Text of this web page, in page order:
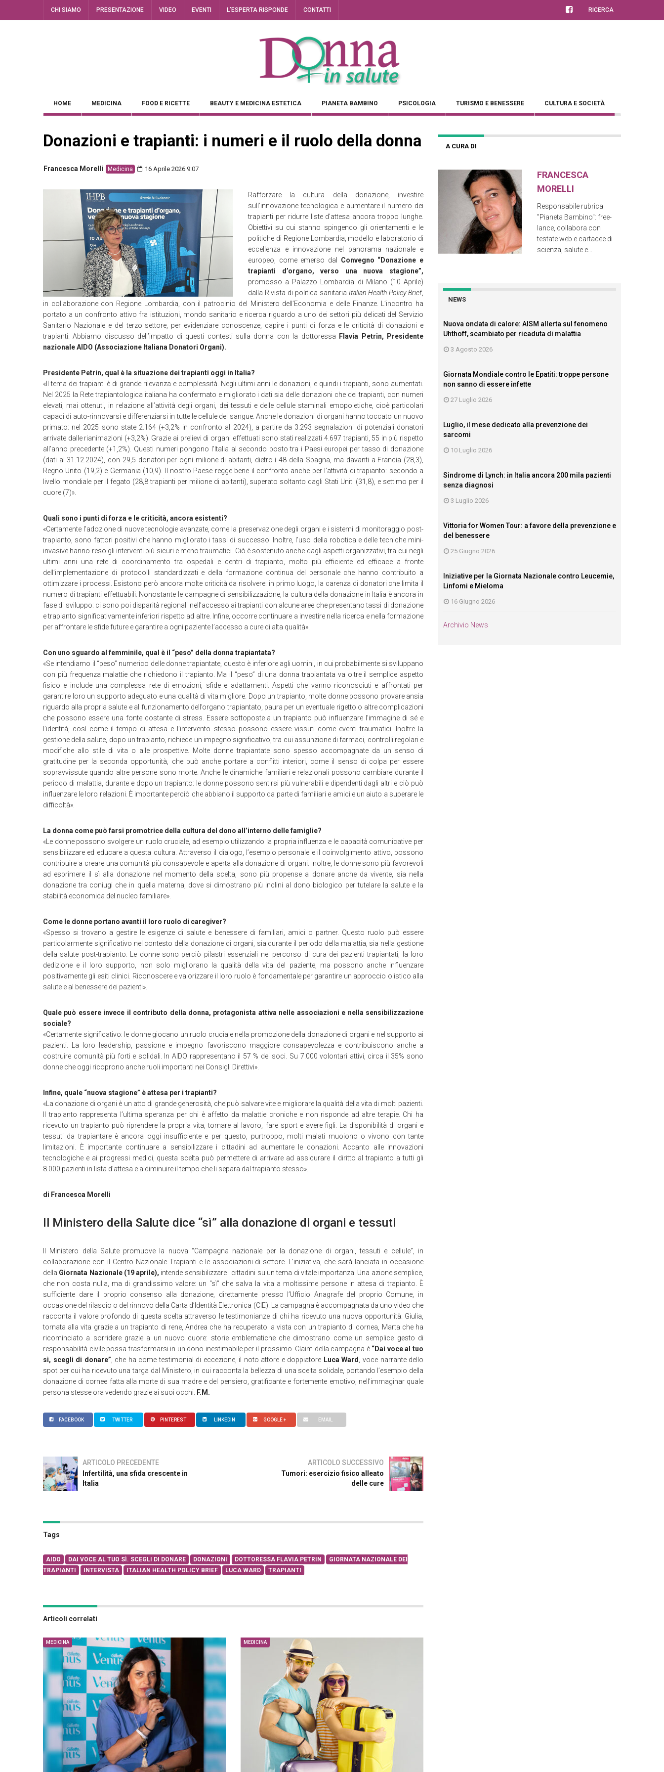
CHI SIAMO PRESENTAZIONE VIDEO EVENTI L’ESPERTA RISPONDE CONTATTI RICERCA
HOME MEDICINA FOOD E RICETTE BEAUTY E MEDICINA ESTETICA PIANETA BAMBINO PSICOLOGIA TURISMO E BENESSERE CULTURA E SOCIETÀ
Donazioni e trapianti: i numeri e il ruolo della donna
Francesca Morelli Medicina 16 Aprile 2026 9:07
Rafforzare la cultura della donazione, investire
sull’innovazione tecnologica e aumentare il numero dei
trapianti per ridurre liste d’attesa ancora troppo lunghe.
Obiettivi su cui stanno spingendo gli orientamenti e le
politiche di Regione Lombardia, modello e laboratorio di
eccellenza e innovazione nel panorama nazionale e
europeo, come emerso dal Convegno “Donazione e
trapianti d’organo, verso una nuova stagione”,
promosso a Palazzo Lombardia di Milano (10 Aprile)
dalla Rivista di politica sanitaria Italian Health Policy Brief,
in collaborazione con Regione Lombardia, con il patrocinio del Ministero dell’Economia e delle Finanze. L’incontro ha
portato a un confronto attivo fra istituzioni, mondo sanitario e ricerca riguardo a uno dei settori più delicati del Servizio
Sanitario Nazionale e del terzo settore, per evidenziare conoscenze, capire i punti di forza e le criticità di donazioni e
trapianti. Abbiamo discusso dell’impatto di questi contesti sulla donna con la dottoressa
Flavia Petrin, Presidente
nazionale AIDO (Associazione Italiana Donatori Organi).
Presidente Petrin, qual è la situazione dei trapianti oggi in Italia?
«Il tema dei trapianti è di grande rilevanza e complessità. Negli ultimi anni le donazioni, e quindi i trapianti, sono aumentati.
Nel 2025 la Rete trapiantologica italiana ha confermato e migliorato i dati sia delle donazioni che dei trapianti, con numeri
elevati, mai ottenuti, in relazione all’attività degli organi, dei tessuti e delle cellule staminali emopoietiche, cioè particolari
capaci di auto-rinnovarsi e differenziarsi in tutte le cellule del sangue. Anche le donazioni di organi hanno toccato un nuovo
primato: nel 2025 sono state 2.164 (+3,2% in confronto al 2024), a partire da 3.293 segnalazioni di potenziali donatori
arrivate dalle rianimazioni (+3,2%). Grazie ai prelievi di organi effettuati sono stati realizzati 4.697 trapianti, 55 in più rispetto
all’anno precedente (+1,2%). Questi numeri pongono l’Italia al secondo posto tra i Paesi europei per tasso di donazione
(dati al 31.12.2024), con 29,5 donatori per ogni milione di abitanti, dietro i 48 della Spagna, ma davanti a Francia (28,3),
Regno Unito (19,2) e Germania (10,9). Il nostro Paese regge bene il confronto anche per l’attività di trapianto: secondo a
livello mondiale per il fegato (28,8 trapianti per milione di abitanti), superato soltanto dagli Stati Uniti (31,8), e settimo per il
cuore (7)».
Quali sono i punti di forza e le criticità, ancora esistenti?
«Certamente l’adozione di nuove tecnologie avanzate, come la preservazione degli organi e i sistemi di monitoraggio post-
trapianto, sono fattori positivi che hanno migliorato i tassi di successo. Inoltre, l’uso della robotica e delle tecniche mini-
invasive hanno reso gli interventi più sicuri e meno traumatici. Ciò è sostenuto anche dagli aspetti organizzativi, tra cui negli
ultimi anni una rete di coordinamento tra ospedali e centri di trapianto, molto più efficiente ed efficace a fronte
dell’implementazione di protocolli standardizzati e della formazione continua del personale che hanno contribuito a
ottimizzare i processi. Esistono però ancora molte criticità da risolvere: in primo luogo, la carenza di donatori che limita il
numero di trapianti effettuabili. Nonostante le campagne di sensibilizzazione, la cultura della donazione in Italia è ancora in
fase di sviluppo: ci sono poi disparità regionali nell’accesso ai trapianti con alcune aree che presentano tassi di donazione
e trapianto significativamente inferiori rispetto ad altre. Infine, occorre continuare a investire nella ricerca e nella formazione
per affrontare le sfide future e garantire a ogni paziente l’accesso a cure di alta qualità».
Con uno sguardo al femminile, qual è il “peso” della donna trapiantata?
«Se intendiamo il “peso” numerico delle donne trapiantate, questo è inferiore agli uomini, in cui probabilmente si sviluppano
con più frequenza malattie che richiedono il trapianto. Ma il “peso” di una donna trapiantata va oltre il semplice aspetto
fisico e include una complessa rete di emozioni, sfide e adattamenti. Aspetti che vanno riconosciuti e affrontati per
garantire loro un supporto adeguato e una qualità di vita migliore. Dopo un trapianto, molte donne possono provare ansia
riguardo alla propria salute e al funzionamento dell’organo trapiantato, paura per un eventuale rigetto o altre complicazioni
che possono essere una fonte costante di stress. Essere sottoposte a un trapianto può influenzare l’immagine di sé e
l’identità, così come il tempo di attesa e l’intervento stesso possono essere vissuti come eventi traumatici. Inoltre la
gestione della salute, dopo un trapianto, richiede un impegno significativo, tra cui assunzione di farmaci, controlli regolari e
modifiche allo stile di vita o alle prospettive. Molte donne trapiantate sono spesso accompagnate da un senso di
gratitudine per la seconda opportunità, che può anche portare a conflitti interiori, come il senso di colpa per essere
sopravvissute quando altre persone sono morte. Anche le dinamiche familiari e relazionali possono cambiare durante il
periodo di malattia, durante e dopo un trapianto: le donne possono sentirsi più vulnerabili e dipendenti dagli altri e ciò può
influenzare le loro relazioni. È importante perciò che abbiano il supporto da parte di familiari e amici e un aiuto a superare le
difficoltà».
La donna come può farsi promotrice della cultura del dono all’interno delle famiglie?
«Le donne possono svolgere un ruolo cruciale, ad esempio utilizzando la propria influenza e le capacità comunicative per
sensibilizzare ed educare a questa cultura. Attraverso il dialogo, l’esempio personale e il coinvolgimento attivo, possono
contribuire a creare una comunità più consapevole e aperta alla donazione di organi. Inoltre, le donne sono più favorevoli
ad esprimere il sì alla donazione nel momento della scelta, sono più propense a donare anche da vivente, sia nella
donazione tra coniugi che in quella materna, dove si dimostrano più inclini al dono biologico per tutelare la salute e la
stabilità economica del nucleo familiare».
Come le donne portano avanti il loro ruolo di caregiver?
«Spesso si trovano a gestire le esigenze di salute e benessere di familiari, amici o partner. Questo ruolo può essere
particolarmente significativo nel contesto della donazione di organi, sia durante il periodo della malattia, sia nella gestione
della salute post-trapianto. Le donne sono perciò pilastri essenziali nel percorso di cura dei pazienti trapiantati; la loro
dedizione e il loro supporto, non solo migliorano la qualità della vita del paziente, ma possono anche influenzare
positivamente gli esiti clinici. Riconoscere e valorizzare il loro ruolo è fondamentale per garantire un approccio olistico alla
salute e al benessere dei pazienti».
Quale può essere invece il contributo della donna, protagonista attiva nelle associazioni e nella sensibilizzazione
sociale?
«Certamente significativo: le donne giocano un ruolo cruciale nella promozione della donazione di organi e nel supporto ai
pazienti. La loro leadership, passione e impegno favoriscono maggiore consapevolezza e contribuiscono anche a
costruire comunità più forti e solidali. In AIDO rappresentano il 57 % dei soci. Su 7.000 volontari attivi, circa il 35% sono
donne che oggi ricoprono anche ruoli importanti nei Consigli Direttivi».
Infine, quale “nuova stagione” è attesa per i trapianti?
«La donazione di organi è un atto di grande generosità, che può salvare vite e migliorare la qualità della vita di molti pazienti.
Il trapianto rappresenta l’ultima speranza per chi è affetto da malattie croniche e non risponde ad altre terapie. Chi ha
ricevuto un trapianto può riprendere la propria vita, tornare al lavoro, fare sport e avere figli. La disponibilità di organi e
tessuti da trapiantare è ancora oggi insufficiente e per questo, purtroppo, molti malati muoiono o vivono con tante
limitazioni. È importante continuare a sensibilizzare i cittadini ad aumentare le donazioni. Accanto alle innovazioni
tecnologiche e ai progressi medici, questa scelta può permettere di arrivare ad assicurare il diritto al trapianto a tutti gli
8.000 pazienti in lista d’attesa e a diminuire il tempo che li separa dal trapianto stesso».
di Francesca Morelli
Il Ministero della Salute dice “sì” alla donazione di organi e tessuti
Il Ministero della Salute promuove la nuova “Campagna nazionale per la donazione di organi, tessuti e cellule”, in
collaborazione con il Centro Nazionale Trapianti e le associazioni di settore. L’iniziativa, che sarà lanciata in occasione
della Giornata Nazionale (19 aprile), intende sensibilizzare i cittadini su un tema di vitale importanza. Una azione semplice,
che non costa nulla, ma di grandissimo valore: un “sì” che salva la vita a moltissime persone in attesa di trapianto. È
sufficiente dare il proprio consenso alla donazione, direttamente presso l’Ufficio Anagrafe del proprio Comune, in
occasione del rilascio o del rinnovo della Carta d’Identità Elettronica (CIE). La campagna è accompagnata da uno video che
racconta il valore profondo di questa scelta attraverso le testimonianze di chi ha ricevuto una nuova opportunità. Giulia,
tornata alla vita grazie a un trapianto di rene, Andrea che ha recuperato la vista con un trapianto di cornea, Marta che ha
ricominciato a sorridere grazie a un nuovo cuore: storie emblematiche che dimostrano come un semplice gesto di
responsabilità civile possa trasformarsi in un dono inestimabile per il prossimo. Claim della campagna è “Dai voce al tuo
sì, scegli di donare” , che ha come testimonial di eccezione, il noto attore e doppiatore Luca Ward
, voce narrante dello
spot per cui ha ricevuto una targa dal Ministero, in cui racconta la bellezza di una scelta solidale, portando l’esempio della
donazione di cornee fatta alla morte di sua madre e del pensiero, gratificante e fortemente emotivo, nell’immaginar quale
persona stesse ora vedendo grazie ai suoi occhi.
F.M.
FACEBOOK TWITTER PINTEREST LINKEDIN GOOGLE + EMAIL
ARTICOLO PRECEDENTE
Infertilità, una sfida crescente in
Italia
ARTICOLO SUCCESSIVO
Tumori: esercizio fisico alleato
delle cure
Tags
AIDO DAI VOCE AL TUO SÌ. SCEGLI DI DONARE DONAZIONI DOTTORESSA FLAVIA PETRIN
GIORNATA NAZIONALE DEI
TRAPIANTI
INTERVISTA ITALIAN HEALTH POLICY BRIEF LUCA WARD TRAPIANTI
Articoli correlati
MEDICINA MEDICINA
A CURA DI
FRANCESCA
MORELLI
Responsabile rubrica
"Pianeta Bambino": free-
lance, collabora con
testate web e cartacee di
scienza, salute e...
NEWS
Nuova ondata di calore: AISM allerta sul fenomeno
Uhthoff, scambiato per ricaduta di malattia
3 Agosto 2026
Giornata Mondiale contro le Epatiti: troppe persone
non sanno di essere infette
27 Luglio 2026
Luglio, il mese dedicato alla prevenzione dei
sarcomi
10 Luglio 2026
Sindrome di Lynch: in Italia ancora 200 mila pazienti
senza diagnosi
3 Luglio 2026
Vittoria for Women Tour: a favore della prevenzione e
del benessere
25 Giugno 2026
Iniziative per la Giornata Nazionale contro Leucemie,
Linfomi e Mieloma
16 Giugno 2026
Archivio News